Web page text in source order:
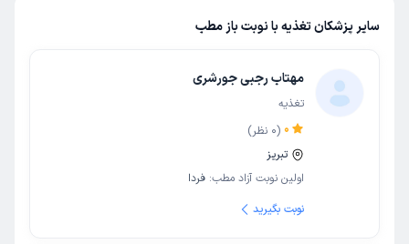
سایر پزشکان تغذیه با نوبت باز مطب
مهتاب رجبی جورشری
تغذیه
0
(
0 نظر)
تبریز
اولین نوبت آزاد مطب: فردا
نوبت بگیرید